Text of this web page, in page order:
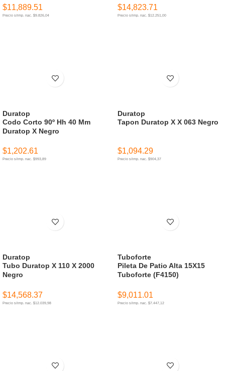
$11,889.51
Precio s/imp. nac. $9.826,04
$14,823.71
Precio s/imp. nac. $12.251,00
Codo Corto 90º Hh 40 Mm
Duratop X Negro
Duratop
$1,202.61
Precio s/imp. nac. $993,89
Tapon Duratop X X 063 Negro
Duratop
$1,094.29
Precio s/imp. nac. $904,37
Tubo Duratop X 110 X 2000
Negro
Duratop
$14,568.37
Precio s/imp. nac. $12.039,98
Pileta De Patio Alta 15X15
Tuboforte (F4150)
Tuboforte
$9,011.01
Precio s/imp. nac. $7.447,12